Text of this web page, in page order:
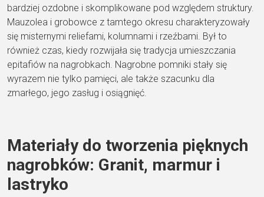
bardziej ozdobne i skomplikowane pod względem struktury.
Mauzolea i grobowce z tamtego okresu charakteryzowały
się misternymi reliefami, kolumnami i rzeźbami. Był to
również czas, kiedy rozwijała się tradycja umieszczania
epitafiów na nagrobkach. Nagrobne pomniki stały się
wyrazem nie tylko pamięci, ale także szacunku dla
zmarłego, jego zasług i osiągnięć.
Materiały do tworzenia pięknych
nagrobków: Granit, marmur i
lastryko